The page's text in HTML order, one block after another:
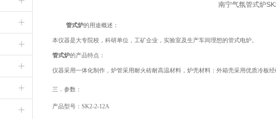
南宁气氛管式炉
管式炉的用途概述：
本仪器是大专院校，科研单位，工矿企业，实验室及生产车间理想的管式电炉。
管式炉的产品特点：
仪器采用一体化制作， 炉管采用耐火砖耐高温材料，炉壳材料：外箱壳采用优质冷板
三．参数：
产品型号： SK2-2-12A